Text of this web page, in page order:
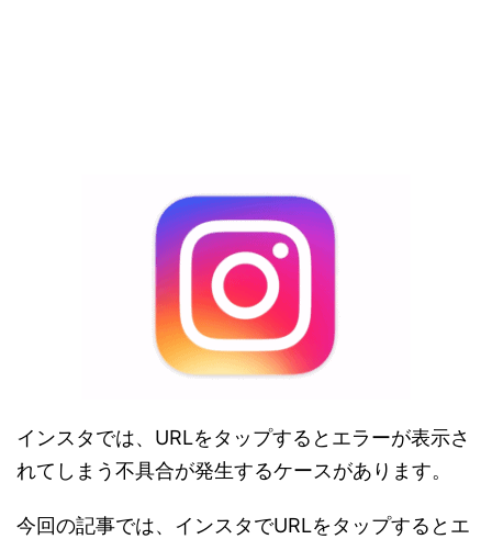
インスタでは、URLをタップするとエラーが表示さ
れてしまう不具合が発生するケースがあります。
今回の記事では、インスタでURLをタップするとエ